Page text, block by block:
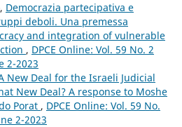
Democrazia partecipativa e
deboli. Una premessa
and integration of vulnerable
, DPCE Online: Vol. 59 No. 2
2-2023
New Deal for the Israeli Judicial
New Deal? A response to Moshe
Porat , DPCE Online: Vol. 59 No.
2-2023